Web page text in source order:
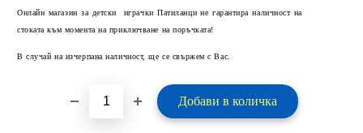
Онлайн магазин за детски играчки Патиланци не гарантира наличност на
стоката към момента на приключване на поръчката!
В случай на изчерпана наличност, ще се свържем с Вас.